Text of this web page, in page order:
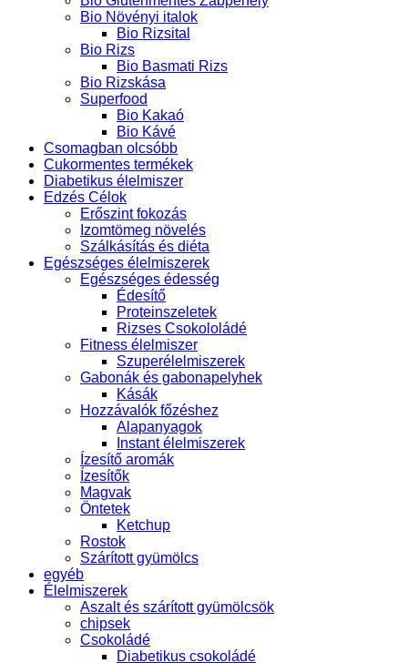
Bio Növényi italok
Bio Rizsital
Bio Rizs
Bio Basmati Rizs
Bio Rizskása
Superfood
Bio Kakaó
Bio Kávé
Csomagban olcsóbb
Cukormentes termékek
Diabetikus élelmiszer
Edzés Célok
Erőszint fokozás
Izomtömeg növelés
Szálkásítás és diéta
Egészséges élelmiszerek
Egészséges édesség
Édesítő
Proteinszeletek
Rizses Csokololádé
Fitness élelmiszer
Szuperélelmiszerek
Gabonák és gabonapelyhek
Kásák
Hozzávalók főzéshez
Alapanyagok
Instant élelmiszerek
Ízesítő aromák
Ízesítők
Magvak
Öntetek
Ketchup
Rostok
Szárított gyümölcs
egyéb
Élelmiszerek
Aszalt és szárított gyümölcsök
chipsek
Csokoládé
Diabetikus csokoládé